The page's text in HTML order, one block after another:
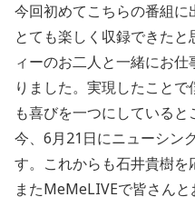
今回初めてこちらの番組に
とても楽しく収録できた
ィーのお二人と一緒にお
りました。実現したこと
も喜びを一つにしていると
今、6月21日にニューシン
す。これからも石井貴樹を
またMeMeLIVEで皆さん